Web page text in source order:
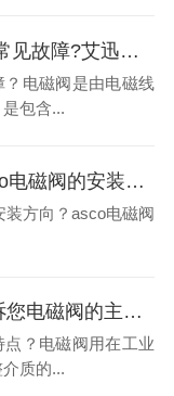
必看!电磁阀常见故障?艾迅小编来科普
？电磁阀是由电磁线
包含...
艾迅深谈asco电磁阀的安装方向
方向？asco电磁阀
艾迅小编告诉您电磁阀的主要特点
点？电磁阀用在工业
质的...